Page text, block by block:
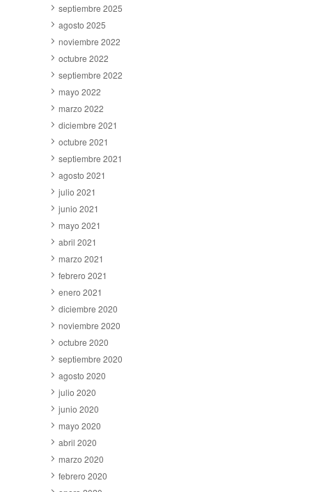
septiembre 2025
agosto 2025
noviembre 2022
octubre 2022
septiembre 2022
mayo 2022
marzo 2022
diciembre 2021
octubre 2021
septiembre 2021
agosto 2021
julio 2021
junio 2021
mayo 2021
abril 2021
marzo 2021
febrero 2021
enero 2021
diciembre 2020
noviembre 2020
octubre 2020
septiembre 2020
agosto 2020
julio 2020
junio 2020
mayo 2020
abril 2020
marzo 2020
febrero 2020